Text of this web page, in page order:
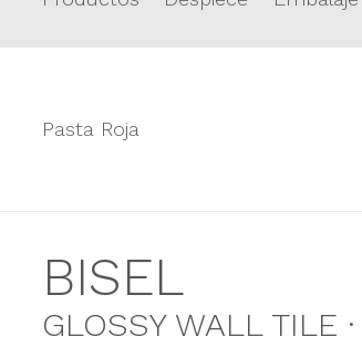
Pasta Roja
BISEL
GLOSSY WALL TILE